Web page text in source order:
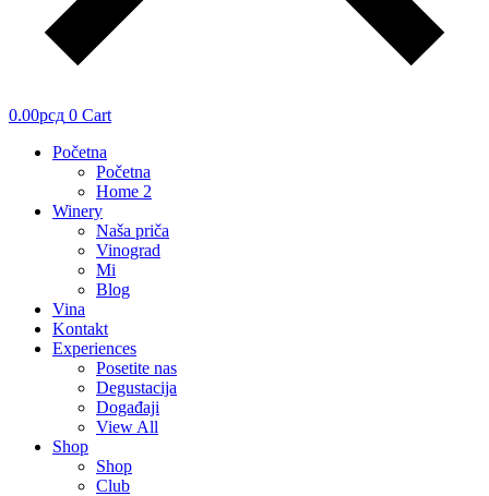
0.00рсд 0 Cart
Početna
Početna
Home 2
Winery
Naša priča
Vinograd
Mi
Blog
Vina
Kontakt
Experiences
Posetite nas
Degustacija
Događaji
View All
Shop
Shop
Club